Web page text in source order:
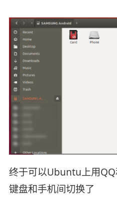
终于可以Ubuntu上用
键盘和手机间切换了